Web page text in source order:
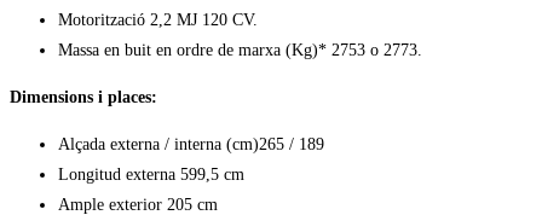
Motorització 2,2 MJ 120 CV.
Massa en buit en ordre de marxa (Kg)* 2753 o 2773.
Dimensions i places:
Alçada externa / interna (cm)265 / 189
Longitud externa 599,5 cm
Ample exterior 205 cm